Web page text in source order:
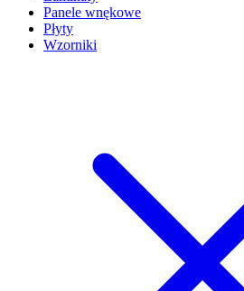
Panele wnękowe
Płyty
Wzorniki